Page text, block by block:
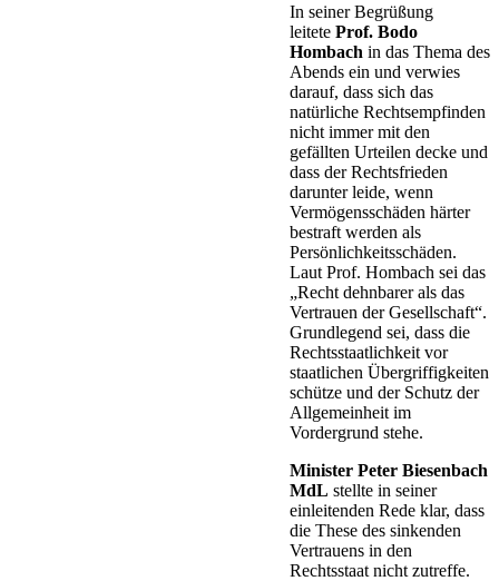
In seiner Begrüßung
leitete Prof. Bodo
Hombach in das Thema des
Abends ein und verwies
darauf, dass sich das
natürliche Rechtsempfinden
nicht immer mit den
gefällten Urteilen decke und
dass der Rechtsfrieden
darunter leide, wenn
Vermögensschäden härter
bestraft werden als
Persönlichkeitsschäden.
Laut Prof. Hombach sei das
„Recht dehnbarer als das
Vertrauen der Gesellschaft“.
Grundlegend sei, dass die
Rechtsstaatlichkeit vor
staatlichen Übergriffigkeiten
schütze und der Schutz der
Allgemeinheit im
Vordergrund stehe.
Minister Peter Biesenbach
MdL stellte in seiner
einleitenden Rede klar, dass
die These des sinkenden
Vertrauens in den
Rechtsstaat nicht zutreffe.